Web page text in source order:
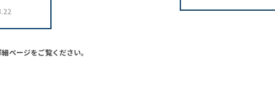
ページをご覧ください。